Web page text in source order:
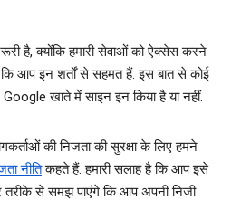
है, क्योंकि हमारी सेवाओं को ऐक्सेस करने
आप इन शर्तों से सहमत हैं. इस बात से कोई
खाते में साइन इन किया है या नहीं.
की निजता की सुरक्षा के लिए हमने
नीतिकहते हैं. हमारी सलाह है कि आप इसे
से समझ पाएंगे कि आप अपनी निजी